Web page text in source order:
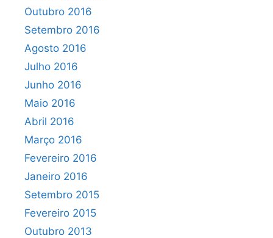
Outubro 2016
Setembro 2016
Agosto 2016
Julho 2016
Junho 2016
Maio 2016
Abril 2016
Março 2016
Fevereiro 2016
Janeiro 2016
Setembro 2015
Fevereiro 2015
Outubro 2013